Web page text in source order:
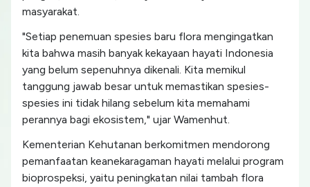
masyarakat.
"Setiap penemuan spesies baru flora mengingatkan
kita bahwa masih banyak kekayaan hayati Indonesia
yang belum sepenuhnya dikenali. Kita memikul
tanggung jawab besar untuk memastikan spesies-
spesies ini tidak hilang sebelum kita memahami
perannya bagi ekosistem," ujar Wamenhut.
Kementerian Kehutanan berkomitmen mendorong
pemanfaatan keanekaragaman hayati melalui program
bioprospeksi, yaitu peningkatan nilai tambah flora